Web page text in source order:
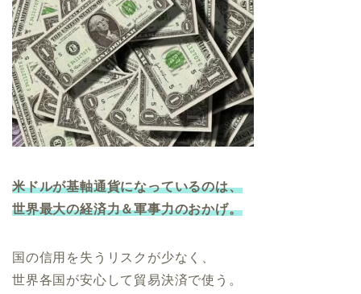
米ドルが基軸通貨になっているのは、
世界最大の経済力＆軍事力のおかげ。
国の信用を失うリスクが少なく、
世界各国が安心して貿易決済で使う。